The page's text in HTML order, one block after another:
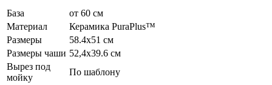
База
от 60 см
Материал
Керамика PuraPlus™
Размеры
58.4x51 см
Размеры чаши 52,4x39.6 см
Вырез под
мойку
По шаблону